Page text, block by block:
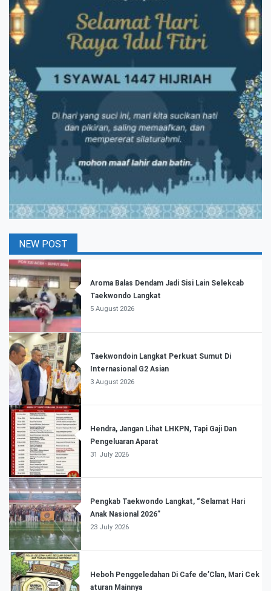
NEW POST
Aroma Balas Dendam Jadi Sisi Lain Selekcab
Taekwondo Langkat
5 August 2026
Taekwondoin Langkat Perkuat Sumut Di
Internasional G2 Asian
3 August 2026
Hendra, Jangan Lihat LHKPN, Tapi Gaji Dan
Pengeluaran Aparat
31 July 2026
Pengkab Taekwondo Langkat, “Selamat Hari
Anak Nasional 2026”
23 July 2026
Heboh Penggeledahan Di Cafe de’Clan, Mari Cek
aturan Mainnya